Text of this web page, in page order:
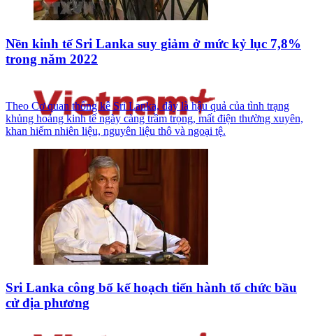
Nền kinh tế Sri Lanka suy giảm ở mức kỷ lục 7,8%
trong năm 2022
Theo Cơ quan thống kê Sri Lanka, đây là hậu quả của tình trạng
khủng hoảng kinh tế ngày càng trầm trọng, mất điện thường xuyên,
khan hiếm nhiên liệu, nguyên liệu thô và ngoại tệ.
Sri Lanka công bố kế hoạch tiến hành tổ chức bầu
cử địa phương